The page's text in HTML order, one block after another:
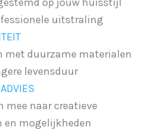
uitstraling
met duurzame materialen
levensduur
mee naar creatieve
en mogelijkheden